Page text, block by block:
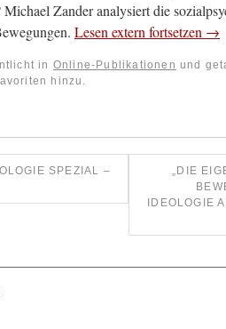
Michael Zander analysiert die
Lesen extern fortsetzen →
in Online-Publikationen und
hinzu.
SPEZIAL –
„DIE
IDEOLOGIE